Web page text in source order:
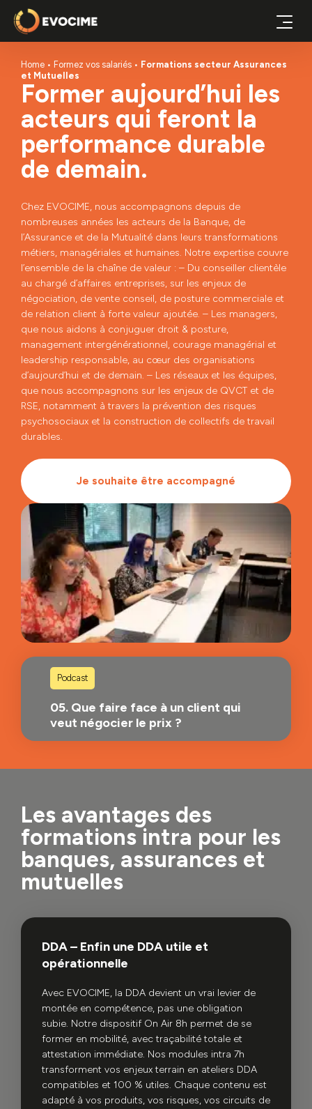
Home Formez vos salariés
Formations secteur Assurances
et Mutuelles
Former aujourd’hui les
acteurs qui feront la
performance durable
de demain.
Chez EVOCIME, nous accompagnons depuis de
nombreuses années les acteurs de la Banque, de
l’Assurance et de la Mutualité dans leurs transformations
métiers, managériales et humaines. Notre expertise couvre
l’ensemble de la chaîne de valeur : – Du conseiller clientèle
au chargé d’affaires entreprises, sur les enjeux de
négociation, de vente conseil, de posture commerciale et
de relation client à forte valeur ajoutée. – Les managers,
que nous aidons à conjuguer droit & posture,
management intergénérationnel, courage managérial et
leadership responsable, au cœur des organisations
d’aujourd’hui et de demain. – Les réseaux et les équipes,
que nous accompagnons sur les enjeux de QVCT et de
RSE, notamment à travers la prévention des risques
psychosociaux et la construction de collectifs de travail
durables.
Je souhaite être accompagné
Podcast
05. Que faire face à un client qui
veut négocier le prix ?
Les avantages des
formations intra pour les
banques, assurances et
mutuelles
DDA – Enfin une DDA utile et
opérationnelle
Avec EVOCIME, la DDA devient un vrai levier de
montée en compétence, pas une obligation
subie. Notre dispositif On Air 8h permet de se
former en mobilité, avec traçabilité totale et
attestation immédiate. Nos modules intra 7h
transforment vos enjeux terrain en ateliers DDA
compatibles et 100 % utiles. Chaque contenu est
adapté à vos produits, vos risques, vos circuits de